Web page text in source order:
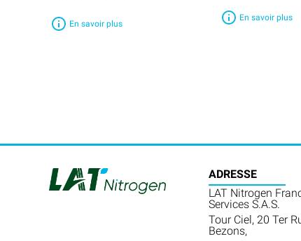
En savoir plus
En savoir plus
ADRESSE
LAT Nitrogen
Services S.A.S.
Tour Ciel, 20 Ter
Bezons,